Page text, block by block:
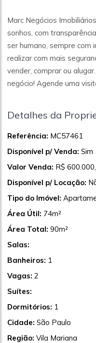
Marc Negócios
sonhos, com
ser humano, sempre com
realizar com mais
vender, comprar ou
negócio! Agende uma
Detalhes da
Referência: MC57461
Disponível p/ Venda: Sim
Valor Venda: R$
Disponível p/ Locação:
Tipo do Imóvel:
Área Útil: 74m²
Área Total: 90m²
Salas:
Banheiros: 1
Vagas: 2
Suítes:
Dormitórios: 1
Cidade: São Paulo
Região: Vila Mariana